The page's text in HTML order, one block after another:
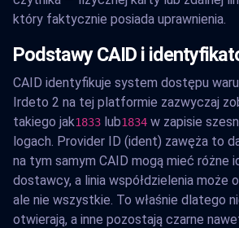
który faktycznie posiada uprawnienia.
Podstawy CAID i
CAID identyfikuje system dostępu
Irdeto 2 na tej platformie zazwyczaj
takiego jak1833 lub1834 w zapisie
logach. Provider ID (ident) zawęża to
na tym samym CAID mogą mieć różne
dostawcy, a linia współdzielenia może
ale nie wszystkie. To właśnie dlatego
otwierają, a inne pozostają czarne